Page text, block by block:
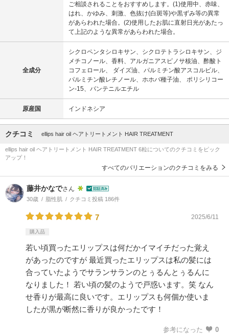
ご相談されることをおすすめします。(1)使用中、赤味、
はれ、かゆみ、刺激、色抜け(白斑等)や黒ずみ等の異常
があらわれた場合。(2)使用したお肌に直射日光があたっ
て上記のような異常があらわれた場合。
全成分
シクロペンタシロキサン、シクロテトラシロキサン、ジ
メチコノール、香料、アルガニアスピノサ核油、酢酸ト
コフェロール、 ダイズ油、パルミチン酸アスコルビル、
パルミチン酸レチノール、ホホバ種子油、 ポリシリコー
ン-15、パンテニルエチル
原産国 インドネシア
クチコミ ellips hair oil ヘアトリートメント HAIR TREATMENT
ellips hair oil ヘアトリートメント HAIR TREATMENT 6粒についてのクチコミをピック
アップ！
すべてのバリエーションのクチコミをみる
藤井かなでさん
30歳 脂性肌 クチコミ投稿 186件
7 2025/6/11
購入品
若い頃買ったエリップスは何だかイマイチだった覚え
があったのですが 最近買ったエリップスは私の髪には
合っていたようでサランサランのとぅるんとぅるんに
なりました！ 若い頃の髪のようで戸惑います。笑 なん
せ香りが最高に良いです。エリップスも何個か使いま
したが黒が断然に香りが良かったです！
参考になった 0